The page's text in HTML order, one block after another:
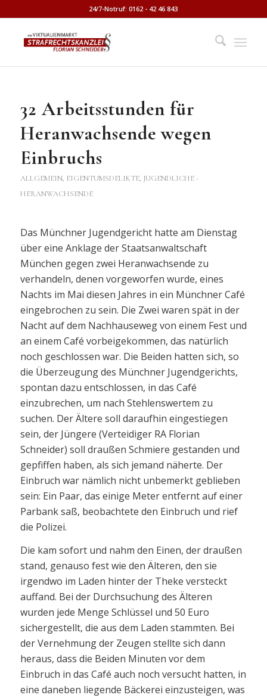
24/7-Notruf: 0162 - 42 46 843
32 Arbeitsstunden für
Heranwachsende wegen
Einbruchs
ALLGEMEIN, EIGENTUMSDELIKTE, JUGENDLICHE -
HERANWACHSENDE
Das Münchner Jugendgericht hatte am Dienstag
über eine Anklage der Staatsanwaltschaft
München gegen zwei Heranwachsende zu
verhandeln, denen vorgeworfen wurde, eines
Nachts im Mai diesen Jahres in ein Münchner Café
eingebrochen zu sein. Die Zwei waren spät in der
Nacht auf dem Nachhauseweg von einem Fest und
an einem Café vorbeigekommen, das natürlich
noch geschlossen war. Die Beiden hatten sich, so
die Überzeugung des Münchner Jugendgerichts,
spontan dazu entschlossen, in das Café
einzubrechen, um nach Stehlenswertem zu
suchen. Der Ältere soll daraufhin eingestiegen
sein, der Jüngere (Verteidiger RA Florian
Schneider) soll draußen Schmiere gestanden und
gepfiffen haben, als sich jemand näherte. Der
Einbruch war nämlich nicht unbemerkt geblieben
sein: Ein Paar, das einige Meter entfernt auf einer
Parbank saß, beobachtete den Einbruch und rief
die Polizei.
Die kam sofort und nahm den Einen, der draußen
stand, genauso fest wie den Älteren, den sie
irgendwo im Laden hinter der Theke versteckt
auffand. Bei der Durchsuchung des Älteren
wurden jede Menge Schlüssel und 50 Euro
sichergestellt, die aus dem Laden stammten. Bei
der Vernehmung der Zeugen stellte sich dann
heraus, dass die Beiden Minuten vor dem
Einbruch in das Café auch noch versucht hatten, in
eine daneben liegende Bäckerei einzusteigen, was